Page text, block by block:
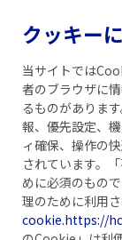
乾癬ガイドブック
クッキー
当サイトでは
者のブラウザに
るものがありま
報、優先設定、
ィ確保、操作の
されています。
めに必須のもの
理のために利用
cookie.https://